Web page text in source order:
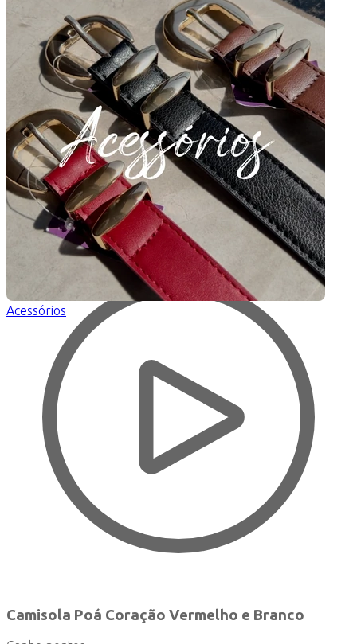
Acessórios
Camisola Poá Coração Vermelho e Branco